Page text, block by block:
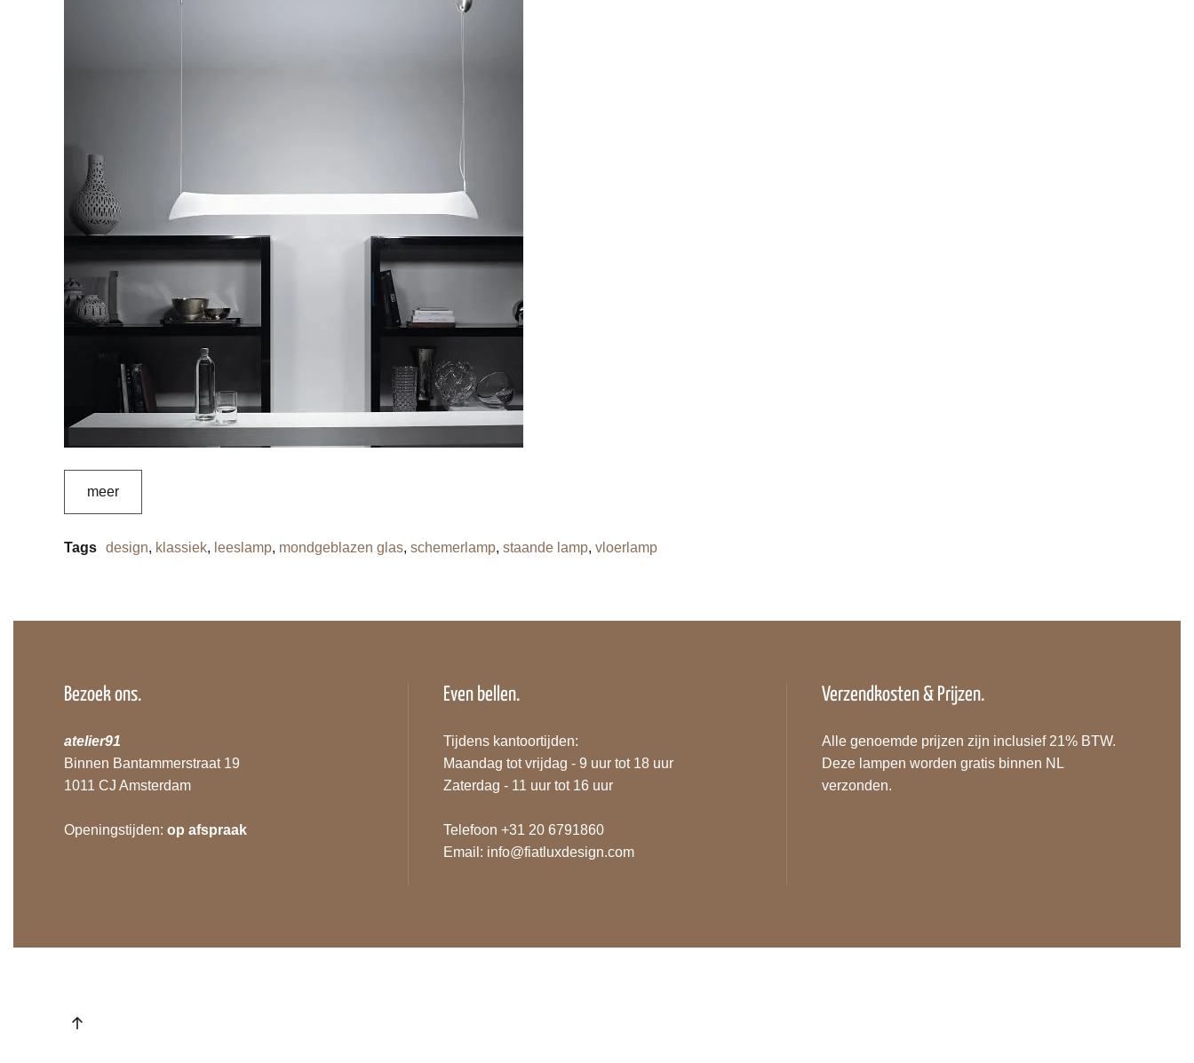
meer
Tags design, klassiek, leeslamp, mondgeblazen glas, schemerlamp, staande lamp, vloerlamp
Bezoek ons.
atelier91
Binnen Bantammerstraat 19
1011 CJ Amsterdam
Openingstijden:op afspraak
Even bellen.
Tijdens kantoortijden:
Maandag tot vrijdag - 9 uur tot 18 uur
Zaterdag - 11 uur tot 16 uur
Telefoon +31 20 6791860
Email: info@fiatluxdesign.com
Verzendkosten & Prijzen.
Alle genoemde prijzen zijn inclusief 21% BTW.
Deze lampen worden gratis binnen NL
verzonden.